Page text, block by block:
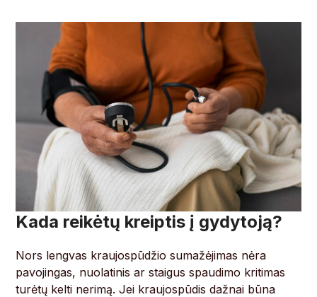
Kada reikėtų kreiptis į gydytoją?
Nors lengvas kraujospūdžio sumažėjimas nėra
pavojingas, nuolatinis ar staigus spaudimo kritimas
turėtų kelti nerimą. Jei kraujospūdis dažnai būna